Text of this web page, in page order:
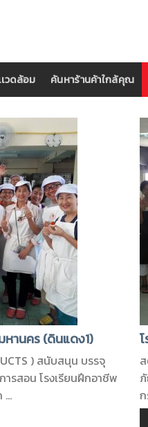
วดล้อม ค้นหาร้านค้าใกล้คุณ
หานคร (ดินแดง1)
) สนับสนุน บรรจุ
รสอน โรงเรียนฝึกอาชีพ